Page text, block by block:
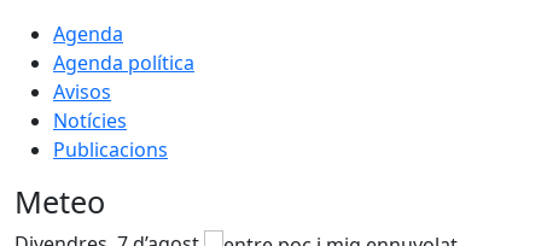
Agenda
Agenda política
Avisos
Notícies
Publicacions
Meteo